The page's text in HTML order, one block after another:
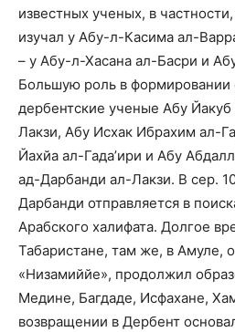
известных ученых, в
изучал у Абу-л-Касима ал-
– у Абу-л-Хасана ал-Басри и
Большую роль в формировании
дербентские ученые Абу
Лакзи, Абу Исхак Ибрахим ал-
Йахйа ал-Гада’ири и Абу
ад-Дарбанди ал-Лакзи. В сер.
Дарбанди отправляется в
Арабского халифата. Долгое
Табаристане, там же, в Амуле,
«Низамиййе», продолжил
Медине, Багдаде, Исфахане,
возвращении в Дербент